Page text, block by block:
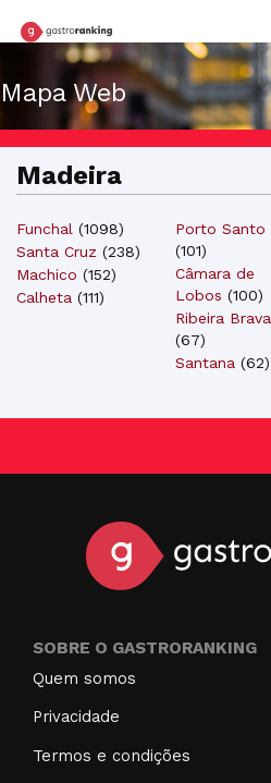
Mapa Web
Madeira
Funchal (1098)
Santa Cruz (238)
Machico (152)
Calheta (111)
Porto Santo
(101)
Câmara de
Lobos (100)
Ribeira Brava
(67)
Santana (62)
SOBRE O GASTRORANKING
Quem somos
Privacidade
Termos e condições